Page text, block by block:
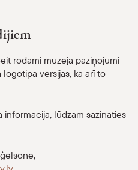
rodami muzeja paziņojumi
versijas, kā arī to
lūdzam sazināties